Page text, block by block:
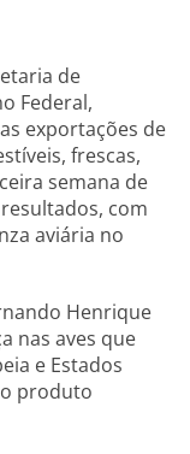
de
Federal,
exportações de
frescas,
semana de
com
aviária no
Henrique
nas aves que
e Estados
produto